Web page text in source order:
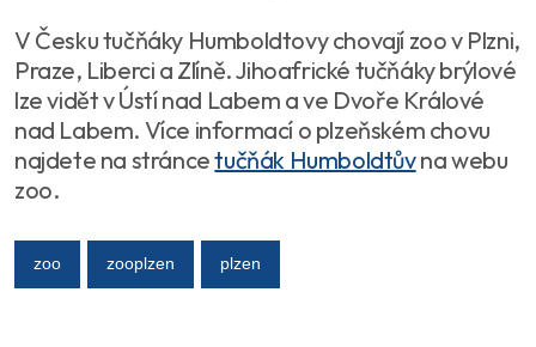
V Česku tučňáky Humboldtovy chovají zoo v Plzni,
Praze, Liberci a Zlíně. Jihoafrické tučňáky brýlové
lze vidět v Ústí nad Labem a ve Dvoře Králové
nad Labem. Více informací o plzeňském chovu
najdete na stráncetučňák Humboldtůvna webu
zoo.
zoo zooplzen plzen